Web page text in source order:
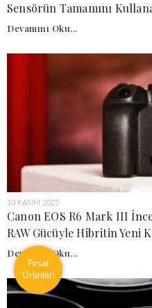
Sensörün Tamamını
Devamını Oku...
10 KASIM 2025
Canon EOS R6 Mark III
RAW Gücüyle Hibritin Yeni
Devamını Oku...
Fırsat
Ürünleri